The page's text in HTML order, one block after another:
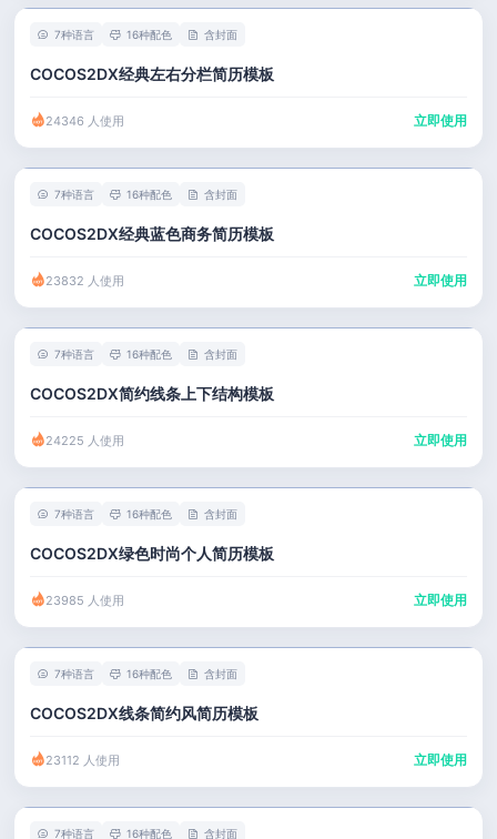
7种语言 16种配色 含封面
COCOS2DX经典左右分栏简历模板
24346 人使用 立即使用
7种语言 16种配色 含封面
COCOS2DX经典蓝色商务简历模板
23832 人使用 立即使用
7种语言 16种配色 含封面
COCOS2DX简约线条上下结构模板
24225 人使用 立即使用
7种语言 16种配色 含封面
COCOS2DX绿色时尚个人简历模板
23985 人使用 立即使用
7种语言 16种配色 含封面
COCOS2DX线条简约风简历模板
23112 人使用 立即使用
7种语言 16种配色 含封面